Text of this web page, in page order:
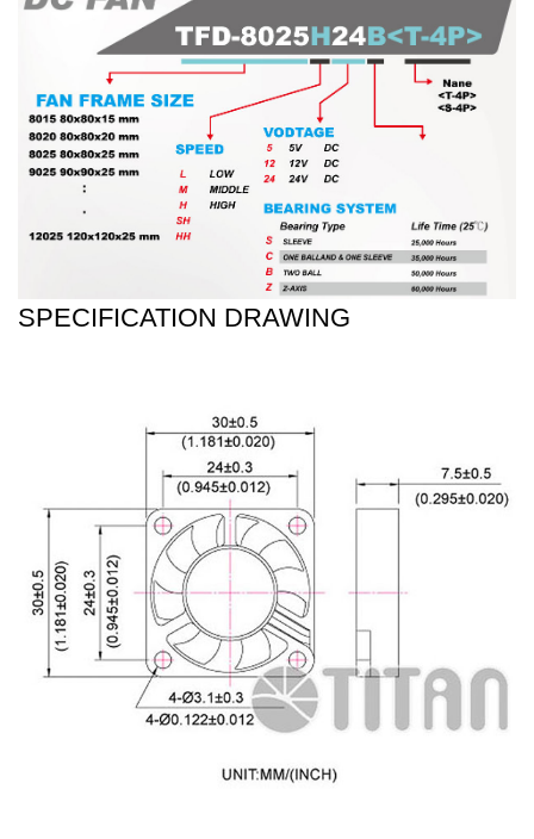
SPECIFICATION DRAWING